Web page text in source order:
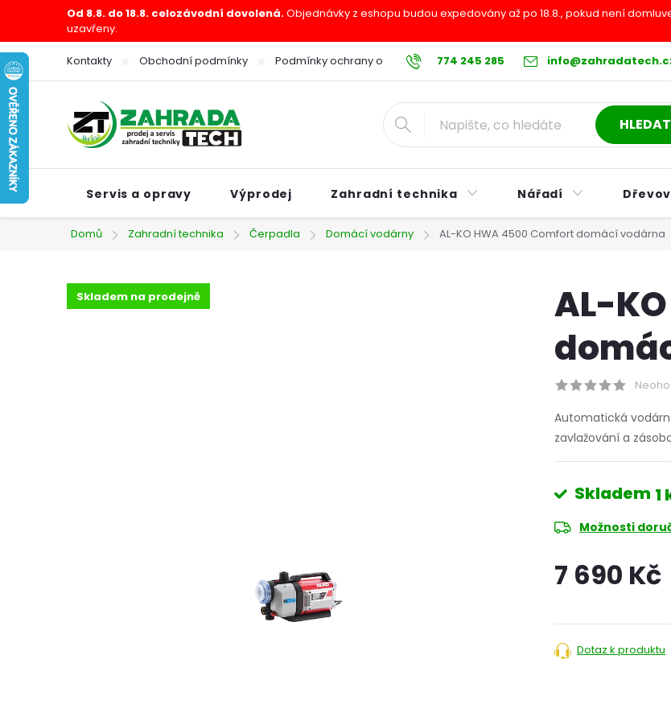
obsah
Od 8.8. do 18.8. celozávodní dovolená.Objednávky z eshopu budou expedovány až po 18.8., pokud není
uzavřeny.
774 245 285
Kontakty Obchodní podmínky Podmínky ochrany osobních údajů Reklamační řád Postup při
HLEDAT
Servis a opravy Výprodej Zahradní technika Nářadí
Domů Zahradní technika Čerpadla Domácí vodárny AL-KO HWA 4500 Comfort domácí vodárna
Skladem na prodejně
AL-
Automatická
zavlažování a
Skladem 1
Možnosti
7 690 Kč
Dotaz k produktu